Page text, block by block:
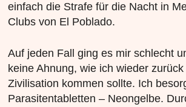
einfach die Strafe für die Nacht in
Clubs von El Poblado.
Auf jeden Fall ging es mir schlecht
keine Ahnung, wie ich wieder
Zivilisation kommen sollte. Ich
Parasitentabletten – Neongelbe.